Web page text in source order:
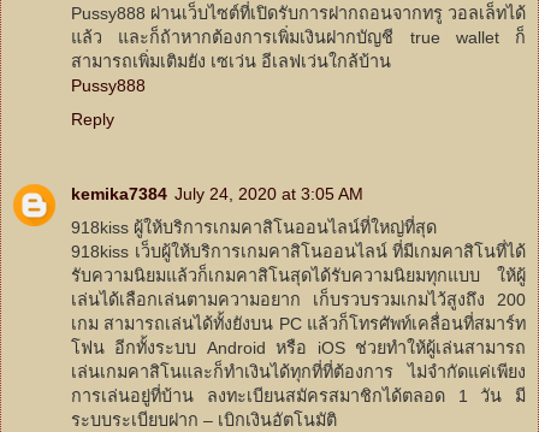
Pussy888 ผ่านเว็บไซต์ที่เปิดรับการฝากถอนจากทรู วอลเล็ทได้
แล้ว และก็ถ้าหากต้องการเพิ่มเงินฝากบัญชี true wallet ก็
สามารถเพิ่มเติมยัง เซเว่น อีเลฟเว่นใกล้บ้าน
Pussy888
Reply
kemika7384 July 24, 2020 at 3:05 AM
918kiss ผู้ให้บริการเกมคาสิโนออนไลน์ที่ใหญ่ที่สุด
918kiss เว็บผู้ให้บริการเกมคาสิโนออนไลน์ ที่มีเกมคาสิโนที่ได้
รับความนิยมแล้วก็เกมคาสิโนสุดได้รับความนิยมทุกแบบ ให้ผู้
เล่นได้เลือกเล่นตามความอยาก เก็บรวบรวมเกมไว้สูงถึง 200
เกม สามารถเล่นได้ทั้งยังบน PC แล้วก็โทรศัพท์เคลื่อนที่สมาร์ท
โฟน อีกทั้งระบบ Android หรือ iOS ช่วยทำให้ผู้เล่นสามารถ
เล่นเกมคาสิโนและก็ทำเงินได้ทุกที่ที่ต้องการ ไม่จำกัดแค่เพียง
การเล่นอยู่ที่บ้าน ลงทะเบียนสมัครสมาชิกได้ตลอด 1 วัน มี
ระบบระเบียบฝาก – เบิกเงินอัตโนมัติ